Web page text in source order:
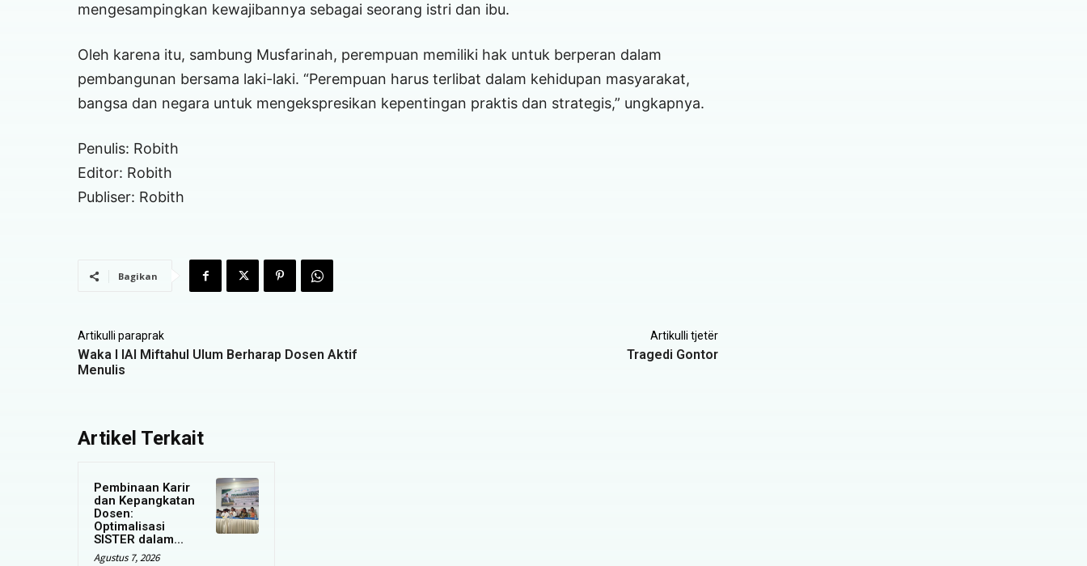
mengesampingkan kewajibannya sebagai seorang istri dan ibu.
Oleh karena itu, sambung Musfarinah, perempuan memiliki hak untuk berperan dalam
pembangunan bersama laki-laki. “Perempuan harus terlibat dalam kehidupan masyarakat,
bangsa dan negara untuk mengekspresikan kepentingan praktis dan strategis,” ungkapnya.
Penulis: Robith
Editor: Robith
Publiser: Robith
Bagikan
Artikulli paraprak
Waka I IAI Miftahul Ulum Berharap Dosen Aktif
Menulis
Artikulli tjetër
Tragedi Gontor
Artikel Terkait
Pembinaan Karir
dan Kepangkatan
Dosen:
Optimalisasi
SISTER dalam...
Agustus 7, 2026